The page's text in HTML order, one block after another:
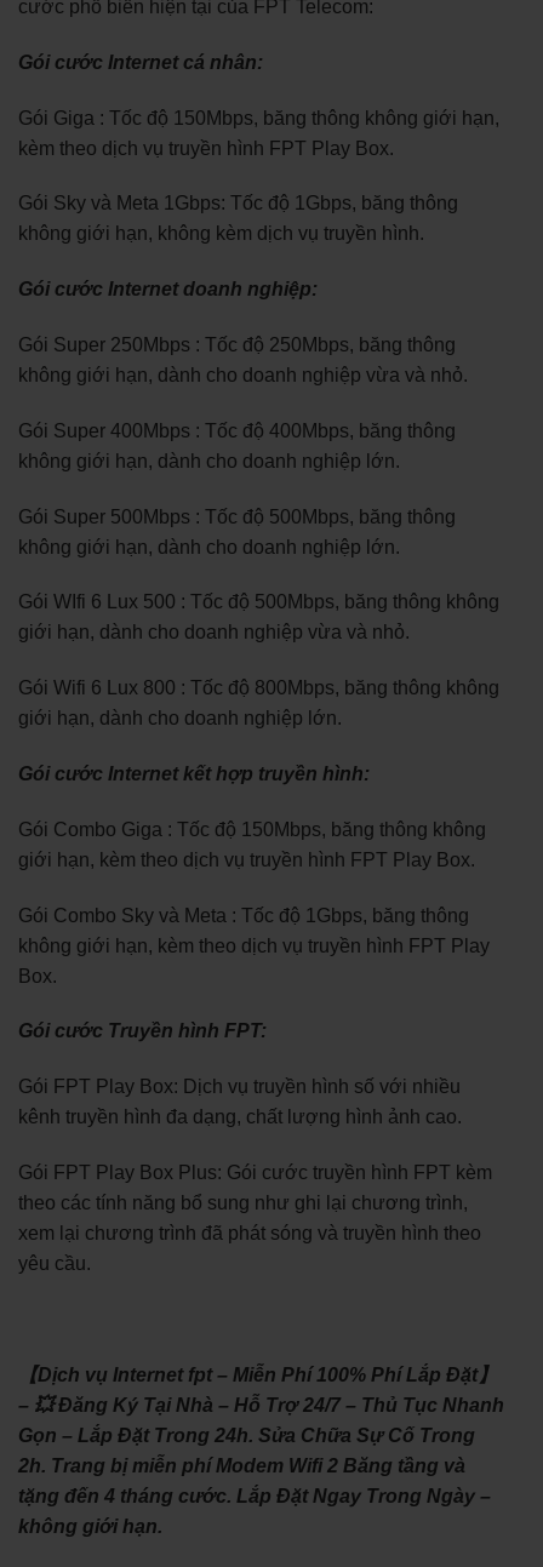
cước phổ biến hiện tại của FPT Telecom:
Gói cước Internet cá nhân:
Gói Giga : Tốc độ 150Mbps, băng thông không giới hạn,
kèm theo dịch vụ truyền hình FPT Play Box.
Gói Sky và Meta 1Gbps: Tốc độ 1Gbps, băng thông
không giới hạn, không kèm dịch vụ truyền hình.
Gói cước Internet doanh nghiệp:
Gói Super 250Mbps : Tốc độ 250Mbps, băng thông
không giới hạn, dành cho doanh nghiệp vừa và nhỏ.
Gói Super 400Mbps : Tốc độ 400Mbps, băng thông
không giới hạn, dành cho doanh nghiệp lớn.
Gói Super 500Mbps : Tốc độ 500Mbps, băng thông
không giới hạn, dành cho doanh nghiệp lớn.
Gói WIfi 6 Lux 500 : Tốc độ 500Mbps, băng thông không
giới hạn, dành cho doanh nghiệp vừa và nhỏ.
Gói Wifi 6 Lux 800 : Tốc độ 800Mbps, băng thông không
giới hạn, dành cho doanh nghiệp lớn.
Gói cước Internet kết hợp truyền hình:
Gói Combo Giga : Tốc độ 150Mbps, băng thông không
giới hạn, kèm theo dịch vụ truyền hình FPT Play Box.
Gói Combo Sky và Meta : Tốc độ 1Gbps, băng thông
không giới hạn, kèm theo dịch vụ truyền hình FPT Play
Box.
Gói cước Truyền hình FPT:
Gói FPT Play Box: Dịch vụ truyền hình số với nhiều
kênh truyền hình đa dạng, chất lượng hình ảnh cao.
Gói FPT Play Box Plus: Gói cước truyền hình FPT kèm
theo các tính năng bổ sung như ghi lại chương trình,
xem lại chương trình đã phát sóng và truyền hình theo
yêu cầu.
【Dịch vụ Internet fpt – Miễn Phí 100% Phí Lắp Đặt】
– 💥 Đăng Ký Tại Nhà – Hỗ Trợ 24/7 – Thủ Tục Nhanh
Gọn – Lắp Đặt Trong 24h. Sửa Chữa Sự Cố Trong
2h. Trang bị miễn phí Modem Wifi 2 Băng tầng và
tặng đến 4 tháng cước. Lắp Đặt Ngay Trong Ngày –
không giới hạn.